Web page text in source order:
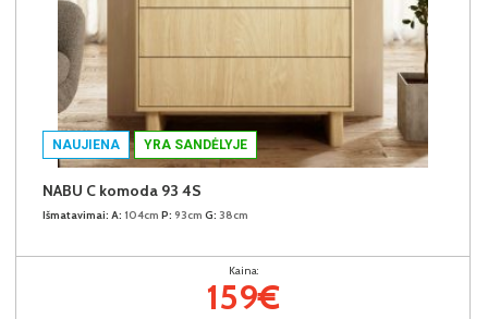
NAUJIENA YRA SANDĖLYJE
NABU C komoda 93 4S
Išmatavimai: A: 104cm P: 93cm G: 38cm
Kaina:
159€